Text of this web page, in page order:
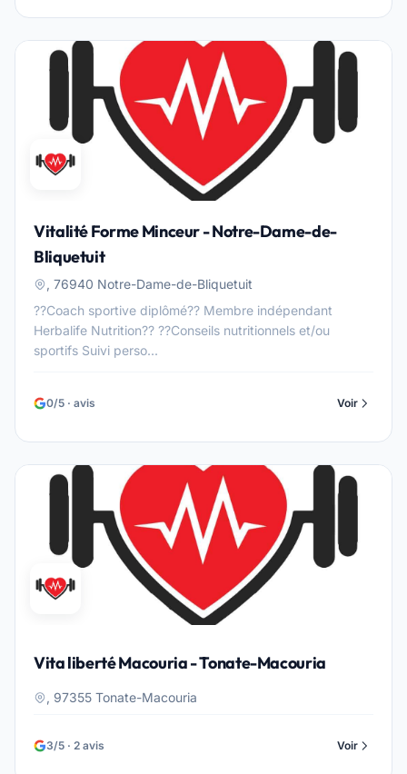
Vitalité Forme Minceur - Notre-Dame-de-
Bliquetuit
, 76940 Notre-Dame-de-Bliquetuit
??Coach sportive diplômé?? Membre indépendant
Herbalife Nutrition?? ??Conseils nutritionnels et/ou
sportifs Suivi perso...
0/5 · avis Voir
Vita liberté Macouria - Tonate-Macouria
, 97355 Tonate-Macouria
3/5 · 2 avis Voir